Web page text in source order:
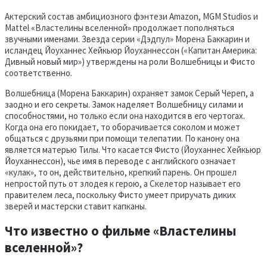
Актерский состав амбициозного фэнтези Amazon, MGM Studios и
Mattel «Властелины вселенной» продолжает пополняться
звучными именами. Звезда серии «Дэдпул» Морена Баккарин и
исландец Йоуханнес Хейкьюр Йоуханнессон («Капитан Америка:
Дивный новый мир») утверждены на роли Волшебницы и Фисто
соответственно.
Волшебница (Морена Баккарин) охраняет замок Серый Череп, а
заодно и его секреты. Замок наделяет Волшебницу силами и
способностями, но только если она находится в его чертогах.
Когда она его покидает, то оборачивается соколом и может
общаться с друзьями при помощи телепатии. По канону она
является матерью Тилы. Что касается Фисто (Йоуханнес Хейкьюр
Йоуханнессон), чье имя в переводе с английского означает
«кулак», то он, действительно, крепкий парень. Он прошел
непростой путь от злодея к герою, а Скелетор называет его
правителем леса, поскольку Фисто умеет приручать диких
зверей и мастерски ставит капканы.
Что известно о фильме «Властелины
вселенной»?